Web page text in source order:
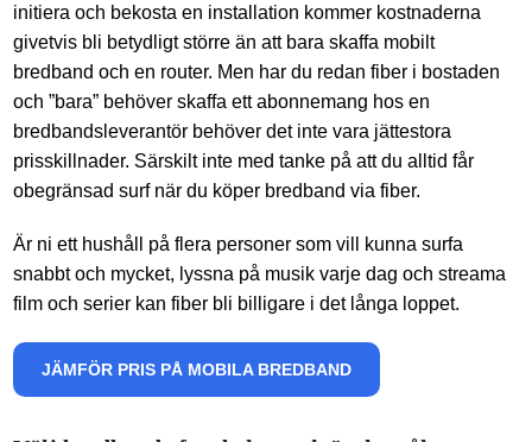
initiera och bekosta en installation kommer kostnaderna
givetvis bli betydligt större än att bara skaffa mobilt
bredband och en router. Men har du redan fiber i bostaden
och ”bara” behöver skaffa ett abonnemang hos en
bredbandsleverantör behöver det inte vara jättestora
prisskillnader. Särskilt inte med tanke på att du alltid får
obegränsad surf när du köper bredband via fiber.
Är ni ett hushåll på flera personer som vill kunna surfa
snabbt och mycket, lyssna på musik varje dag och streama
film och serier kan fiber bli billigare i det långa loppet.
JÄMFÖR PRIS PÅ MOBILA BREDBAND